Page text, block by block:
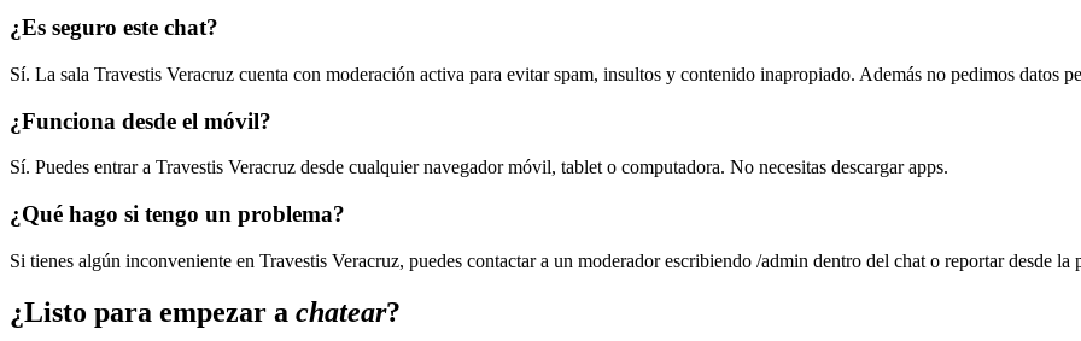
¿Es seguro este chat?
Sí. La sala Travestis Veracruz cuenta con moderación activa para evitar spam, insultos y contenido inapropiado. Además no pedimos datos
¿Funciona desde el móvil?
Sí. Puedes entrar a Travestis Veracruz desde cualquier navegador móvil, tablet o computadora. No necesitas descargar apps.
¿Qué hago si tengo un problema?
Si tienes algún inconveniente en Travestis Veracruz, puedes contactar a un moderador escribiendo /admin dentro del chat o reportar desde la
¿Listo para empezar a chatear?